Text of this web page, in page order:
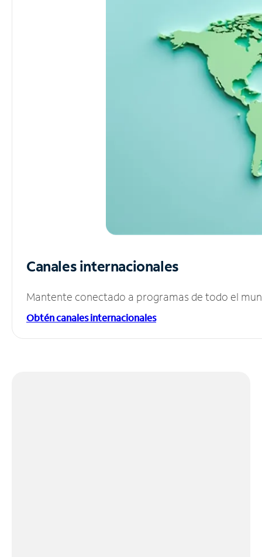
Canales internacionales
Mantente conectado a programas de todo el
Obtén canales internacionales